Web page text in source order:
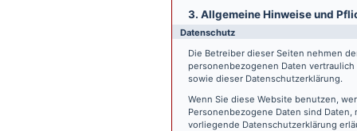
3. Allgemeine Hinweise und
Datenschutz
Die Betreiber dieser Seiten nehmen
personenbezogenen Daten
sowie dieser Datenschutzerklärung.
Wenn Sie diese Website benutzen,
Personenbezogene Daten sind
vorliegende Datenschutzerklärung